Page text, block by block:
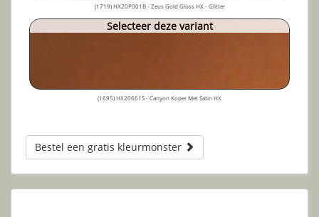
(1719) HX20P001B - Zeus Gold Gloss HX - Glitter
Selecteer deze variant
(1695) HX20661S - Canyon Koper Met Satin HX
Bestel een gratis kleurmonster